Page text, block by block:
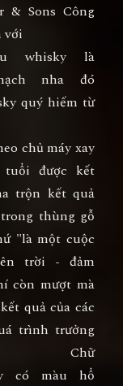
& Sons Công
với
whisky là
nha đó
quý hiếm từ
chủ máy xay
được kết
trộn kết quả
thùng gỗ
"là một cuộc
trời - đảm
còn mượt mà
quả của các
trình trưởng
Chữ
có màu hổ